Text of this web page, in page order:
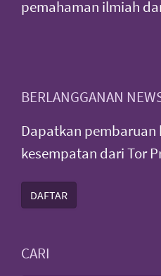
pemahaman ilmiah
BERLANGGANAN
Dapatkan pembaruan
kesempatan dari Tor
DAFTAR
CARI